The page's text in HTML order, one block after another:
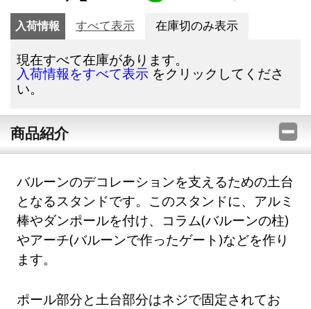
入荷情報 すべて表示 在庫切のみ表示
現在すべて在庫があります。
入荷情報をすべて表示 をクリックしてくださ
い。
商品紹介
バルーンのデコレーションを支えるための土台
となるスタンドです。このスタンドに、アルミ
棒やダンポールを付け、コラム(バルーンの柱)
やアーチ(バルーンで作ったゲート)などを作り
ます。
ポール部分と土台部分はネジで固定されてお